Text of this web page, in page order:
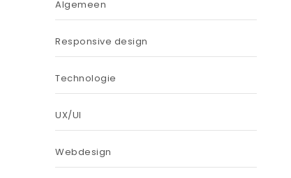
Algemeen
Responsive design
Technologie
UX/UI
Webdesign